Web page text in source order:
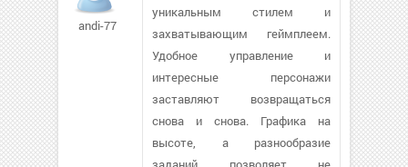
andi-77
уникальным стилем и
захватывающим геймплеем.
Удобное управление и
интересные персонажи
заставляют возвращаться
снова и снова. Графика на
высоте, а разнообразие